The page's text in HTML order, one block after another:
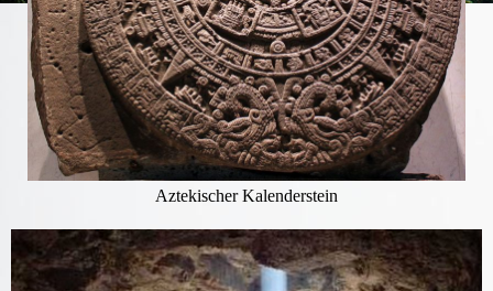
Aztekischer Kalenderstein